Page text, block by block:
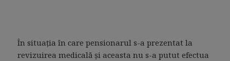
În situaţia în care pensionarul s-a prezentat la
revizuirea medicală şi aceasta nu s-a putut efectua